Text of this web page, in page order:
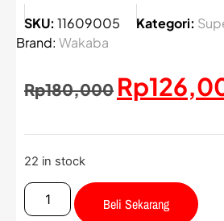
SKU: 11609005 Kategori:
Brand: Wakaba
Rp180,000 Rp
22 in stock
Beli Sekarang